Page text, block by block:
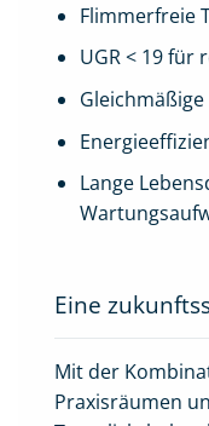
Flimmerfreie
UGR < 19 für
Lange
Eine
Mit der
Praxisräumen